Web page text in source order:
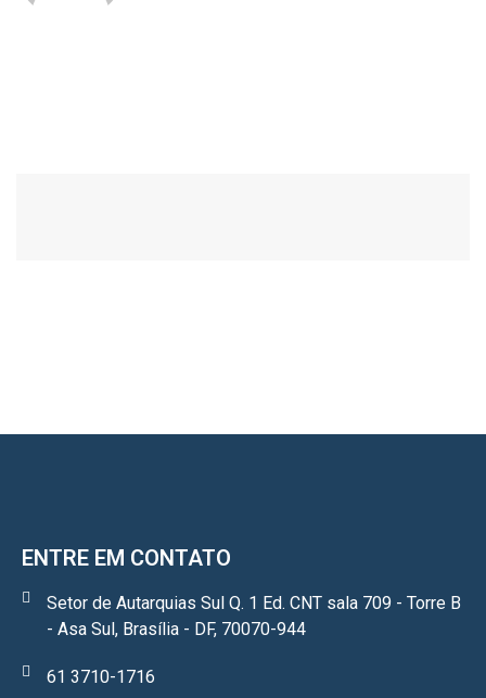
ENTRE EM CONTATO
Setor de Autarquias Sul Q. 1 Ed. CNT sala 709 - Torre B
- Asa Sul, Brasília - DF, 70070-944
61 3710-1716